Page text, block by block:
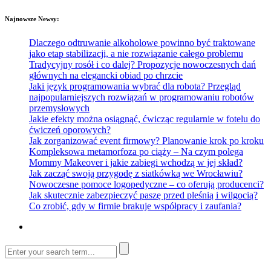
Najnowsze Newsy:
Dlaczego odtruwanie alkoholowe powinno być traktowane
jako etap stabilizacji, a nie rozwiązanie całego problemu
Tradycyjny rosół i co dalej? Propozycje nowoczesnych dań
głównych na elegancki obiad po chrzcie
Jaki język programowania wybrać dla robota? Przegląd
najpopularniejszych rozwiązań w programowaniu robotów
przemysłowych
Jakie efekty można osiągnąć, ćwicząc regularnie w fotelu do
ćwiczeń oporowych?
Jak zorganizować event firmowy? Planowanie krok po kroku
Kompleksowa metamorfoza po ciąży – Na czym polega
Mommy Makeover i jakie zabiegi wchodzą w jej skład?
Jak zacząć swoją przygodę z siatkówką we Wrocławiu?
Nowoczesne pomoce logopedyczne – co oferują producenci?
Jak skutecznie zabezpieczyć paszę przed pleśnią i wilgocią?
Co zrobić, gdy w firmie brakuje współpracy i zaufania?